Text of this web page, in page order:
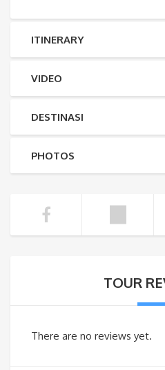
ITINERARY
VIDEO
DESTINASI
PHOTOS
TOUR
There are no reviews yet.